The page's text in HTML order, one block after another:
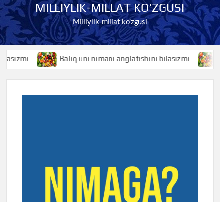
MILLIYLIK-MILLAT KO'ZGUSI
Milliylik-millat ko'zgusi
Baliq uni nimani anglatishini bilasizmi